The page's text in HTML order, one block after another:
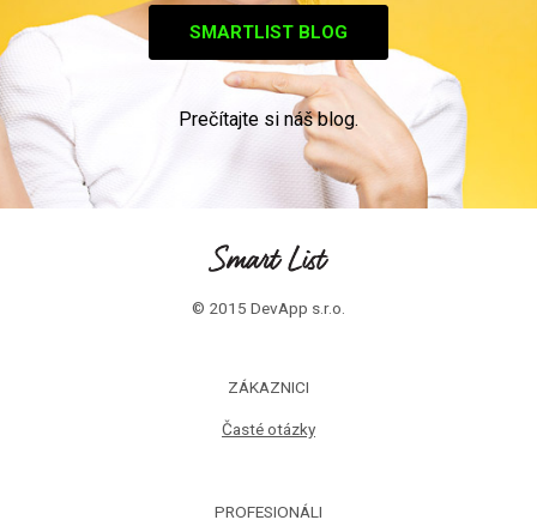
SMARTLIST BLOG
Prečítajte si náš blog.
© 2015 DevApp s.r.o.
ZÁKAZNICI
Časté otázky
PROFESIONÁLI